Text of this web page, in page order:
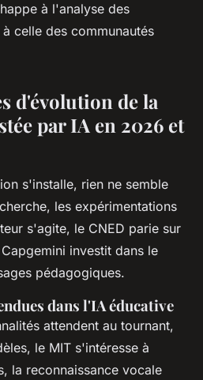
à l'analyse des
celle des communautés
d'évolution de la
par IA en 2026 et
s'installe, rien ne semble
les expérimentations
s'agite, le CNED parie sur
investit dans le
pédagogiques.
dans l'IA éducative
attendent au tournant,
le MIT s'intéresse à
la reconnaissance vocale